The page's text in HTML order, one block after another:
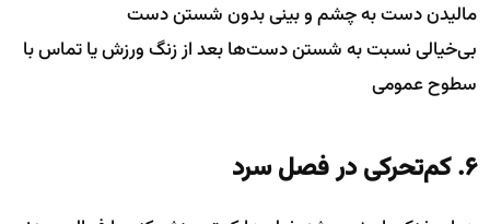
مالیدن دست به چشم و بینی بدون شستن دست
بی‌خیالی نسبت به شستن دست‌ها بعد از زنگ ورزش یا تماس با
سطوح عمومی
۶. کم‌تحرکی در فصل سرد